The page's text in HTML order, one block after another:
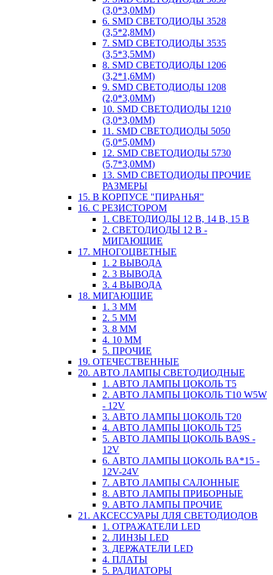
(3,0*3,0ММ)
6. SMD СВЕТОДИОДЫ 3528
(3,5*2,8ММ)
7. SMD СВЕТОДИОДЫ 3535
(3,5*3,5ММ)
8. SMD СВЕТОДИОДЫ 1206
(3,2*1,6ММ)
9. SMD СВЕТОДИОДЫ 1208
(2,0*3,0ММ)
10. SMD СВЕТОДИОДЫ 1210
(3,0*3,0ММ)
11. SMD СВЕТОДИОДЫ 5050
(5,0*5,0ММ)
12. SMD СВЕТОДИОДЫ 5730
(5,7*3,0ММ)
13. SMD СВЕТОДИОДЫ ПРОЧИЕ
РАЗМЕРЫ
15. В КОРПУСЕ "ПИРАНЬЯ"
16. С РЕЗИСТОРОМ
1. СВЕТОДИОДЫ 12 В, 14 В, 15 В
2. СВЕТОДИОДЫ 12 В -
МИГАЮЩИЕ
17. МНОГОЦВЕТНЫЕ
1. 2 ВЫВОДА
2. 3 ВЫВОДА
3. 4 ВЫВОДА
18. МИГАЮЩИЕ
1. 3 ММ
2. 5 ММ
3. 8 ММ
4. 10 ММ
5. ПРОЧИЕ
19. ОТЕЧЕСТВЕННЫЕ
20. АВТО ЛАМПЫ СВЕТОДИОДНЫЕ
1. АВТО ЛАМПЫ ЦОКОЛЬ T5
2. АВТО ЛАМПЫ ЦОКОЛЬ T10 W5W
- 12V
3. АВТО ЛАМПЫ ЦОКОЛЬ T20
4. АВТО ЛАМПЫ ЦОКОЛЬ T25
5. АВТО ЛАМПЫ ЦОКОЛЬ BA9S -
12V
6. АВТО ЛАМПЫ ЦОКОЛЬ BA*15 -
12V-24V
7. АВТО ЛАМПЫ САЛОННЫЕ
8. АВТО ЛАМПЫ ПРИБОРНЫЕ
9. АВТО ЛАМПЫ ПРОЧИЕ
21. АКСЕССУАРЫ ДЛЯ СВЕТОДИОДОВ
1. ОТРАЖАТЕЛИ LED
2. ЛИНЗЫ LED
3. ДЕРЖАТЕЛИ LED
4. ПЛАТЫ
5. РАДИАТОРЫ